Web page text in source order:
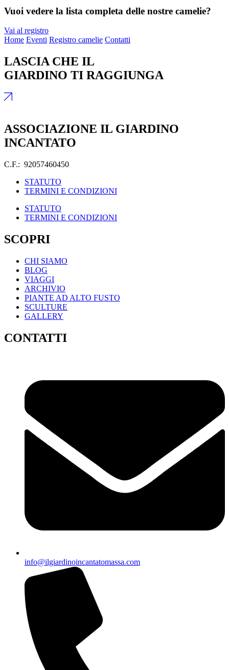
Vuoi vedere la lista completa delle nostre camelie?
Vai al registro
Home Eventi Registro camelie Contatti
LASCIA CHE IL
GIARDINO TI RAGGIUNGA
ASSOCIAZIONE IL GIARDINO
INCANTATO
C.F.: 92057460450
STATUTO
TERMINI E CONDIZIONI
STATUTO
TERMINI E CONDIZIONI
SCOPRI
CHI SIAMO
BLOG
VIAGGI
ARCHIVIO
PIANTE AD ALTO FUSTO
SCULTURE
GALLERY
CONTATTI
info@ilgiardinoincantatomassa.com